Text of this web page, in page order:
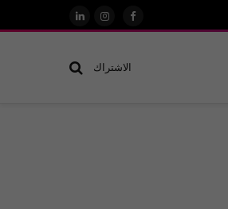
فيسبوكالانستغرام
لينكدإن
الاشتراك